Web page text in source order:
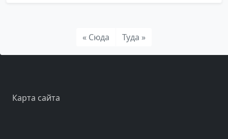
« Сюда Туда »
Карта сайта